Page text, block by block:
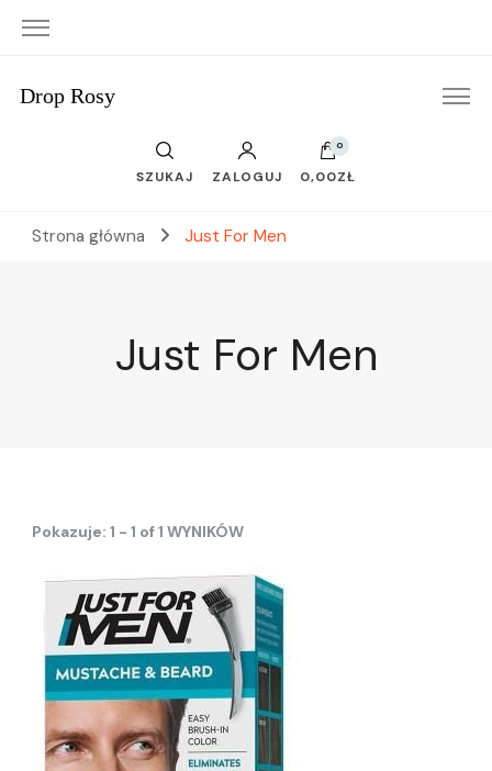
Drop Rosy
SZUKAJ ZALOGUJ
0
0,00ZŁ
Strona główna Just For Men
Just For Men
Pokazuje: 1 - 1 of 1 WYNIKÓW